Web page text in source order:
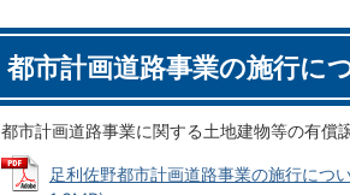
都市計画道路事業の施行に
都市計画道路事業に関する土地建物等の有償
足利佐野都市計画道路事業の施行につ